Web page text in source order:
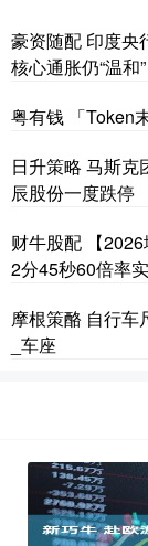
豪资随配 印度央
核心通胀仍“温和”
粤有钱 「Token
日升策略 马斯克
辰股份一度跌停
财牛股配 【
2分45秒60倍率
摩根策酪 自行车
_车座